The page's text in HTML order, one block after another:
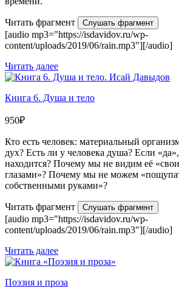
Читать фрагмент Слушать фрагмент
[audio mp3="https://isdavidov.ru/wp-
content/uploads/2019/06/rain.mp3"][/audio]
Читать далее
Книга 6. Душа и тело
950₽
Кто есть человек: материальный
дух? Есть ли у человека душа? Если
находится? Почему мы не видим её
глазами»? Почему мы не можем
собственными руками»?
Читать фрагмент Слушать фрагмент
[audio mp3="https://isdavidov.ru/wp-
content/uploads/2019/06/rain.mp3"][/audio]
Читать далее
Поэзия и проза